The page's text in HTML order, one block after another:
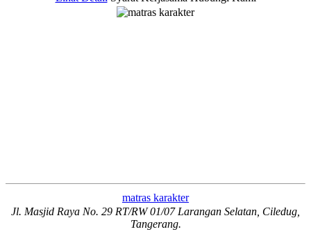
matras karakter
Jl. Masjid Raya No. 29 RT/RW 01/07 Larangan Selatan, Ciledug,
Tangerang.